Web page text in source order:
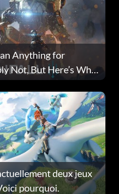
Anything for
Not, But Here’s Why
deux jeux
pourquoi.